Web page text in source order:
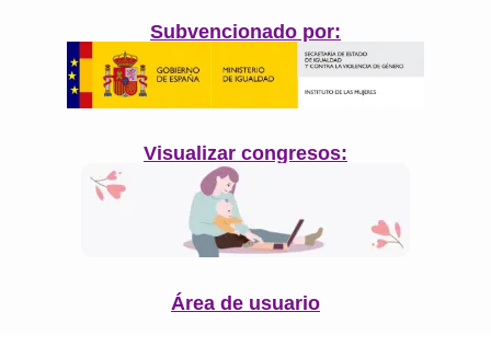
Subvencionado por:
Visualizar congresos:
Área de usuario